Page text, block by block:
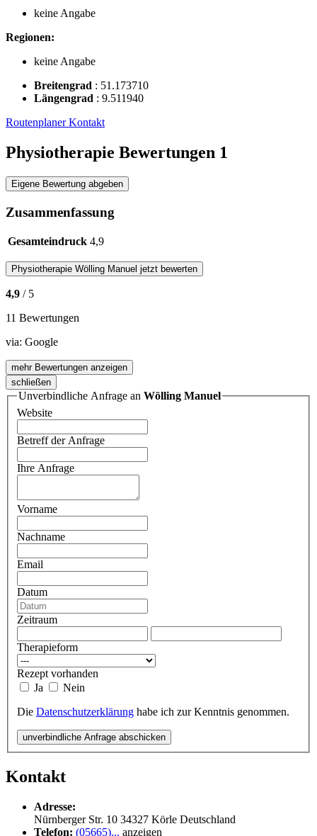
keine Angabe
Regionen:
keine Angabe
Breitengrad : 51.173710
Längengrad : 9.511940
RoutenplanerKontakt
Physiotherapie Bewertungen 1
Eigene Bewertung abgeben
Zusammenfassung
Gesamteindruck 4,9
Physiotherapie Wölling Manuel jetzt bewerten
4,9 / 5
11 Bewertungen
via: Google
mehr Bewertungen anzeigen
schließen
Unverbindliche Anfrage an Wölling Manuel
Website
Betreff der Anfrage
Ihre Anfrage
Vorname
Nachname
Email
Datum
Zeitraum
Therapieform
Rezept vorhanden
Ja
Nein
Die Datenschutzerklärung habe ich zur Kenntnis genommen.
unverbindliche Anfrage abschicken
Kontakt
Adresse:
Nürnberger Str. 10 34327 Körle Deutschland
Telefon: (05665)... anzeigen